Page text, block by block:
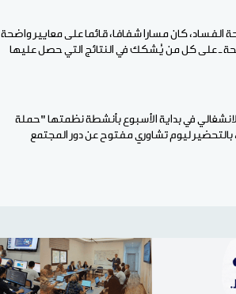
الفساد، كان مسارا شفافا، قائما على معايير واضحة
ـ على كل من يُشكك في النتائج التي حصل عليها
لانشغالي في بداية الأسبوع بأنشطة نظمتها "حملة
بالتحضير ليوم تشاوري مفتوح عن دور المجتمع